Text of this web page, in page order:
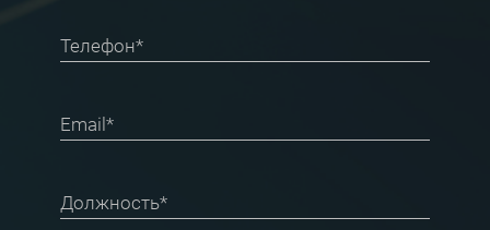
Телефон*
Email*
Должность*